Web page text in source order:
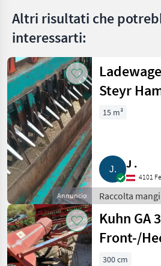
Altri risultati che
interessarti:
Annuncio
Steyr
Plus 15
15 m³
J .
4101
Raccolta
/ Autocaricanti
Kuhn GA
Front-/
300 cm